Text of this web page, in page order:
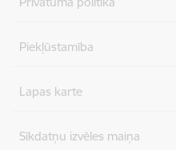
Piekļūstamība
Lapas karte
Sīkdatņu izvēles maiņa